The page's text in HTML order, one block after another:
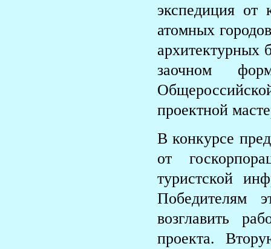
экспедиция от
атомных
заочном
проектной
В конкурсе
от
туристской
Победителям
возглавить
проекта.